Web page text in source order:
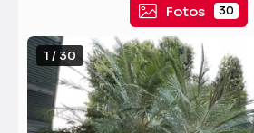
Fotos 30
1 / 30